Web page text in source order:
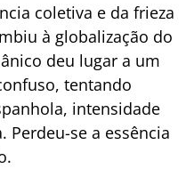
coletiva e da frieza
à globalização do
deu lugar a um
tentando
intensidade
Perdeu-se a essência